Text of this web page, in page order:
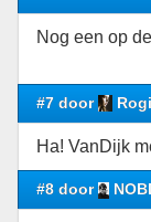
Nog een op
#7 door
Ha! VanDijk
#8 door